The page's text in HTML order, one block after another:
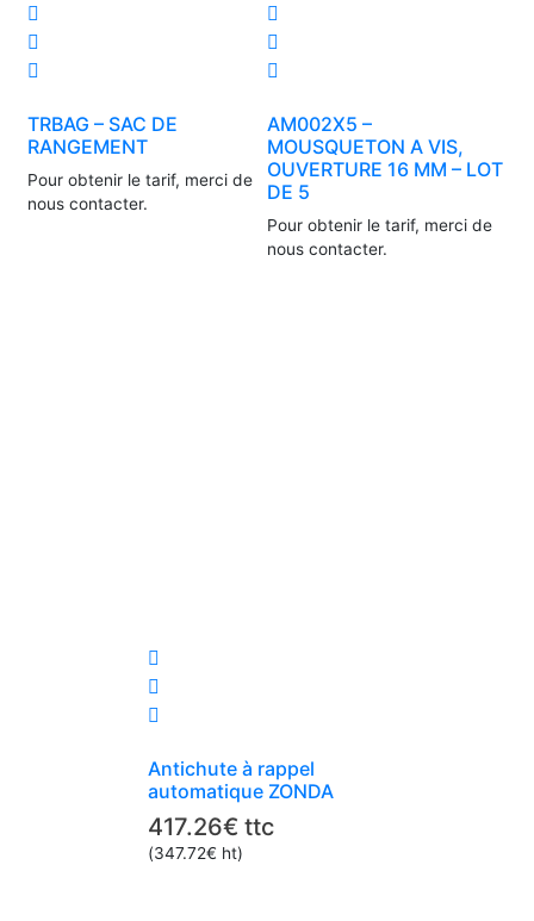
AN208S200CD_
AN208S200CD_
TRBAG – SAC DE
RANGEMENT
Pour obtenir le tarif, merci de
nous contacter.
AM002X5 –
MOUSQUETON A VIS,
OUVERTURE 16 MM – LOT
DE 5
Pour obtenir le tarif, merci de
nous contacter.
Antichute à rappel
automatique ZONDA
417.26€ ttc
(347.72€ ht)